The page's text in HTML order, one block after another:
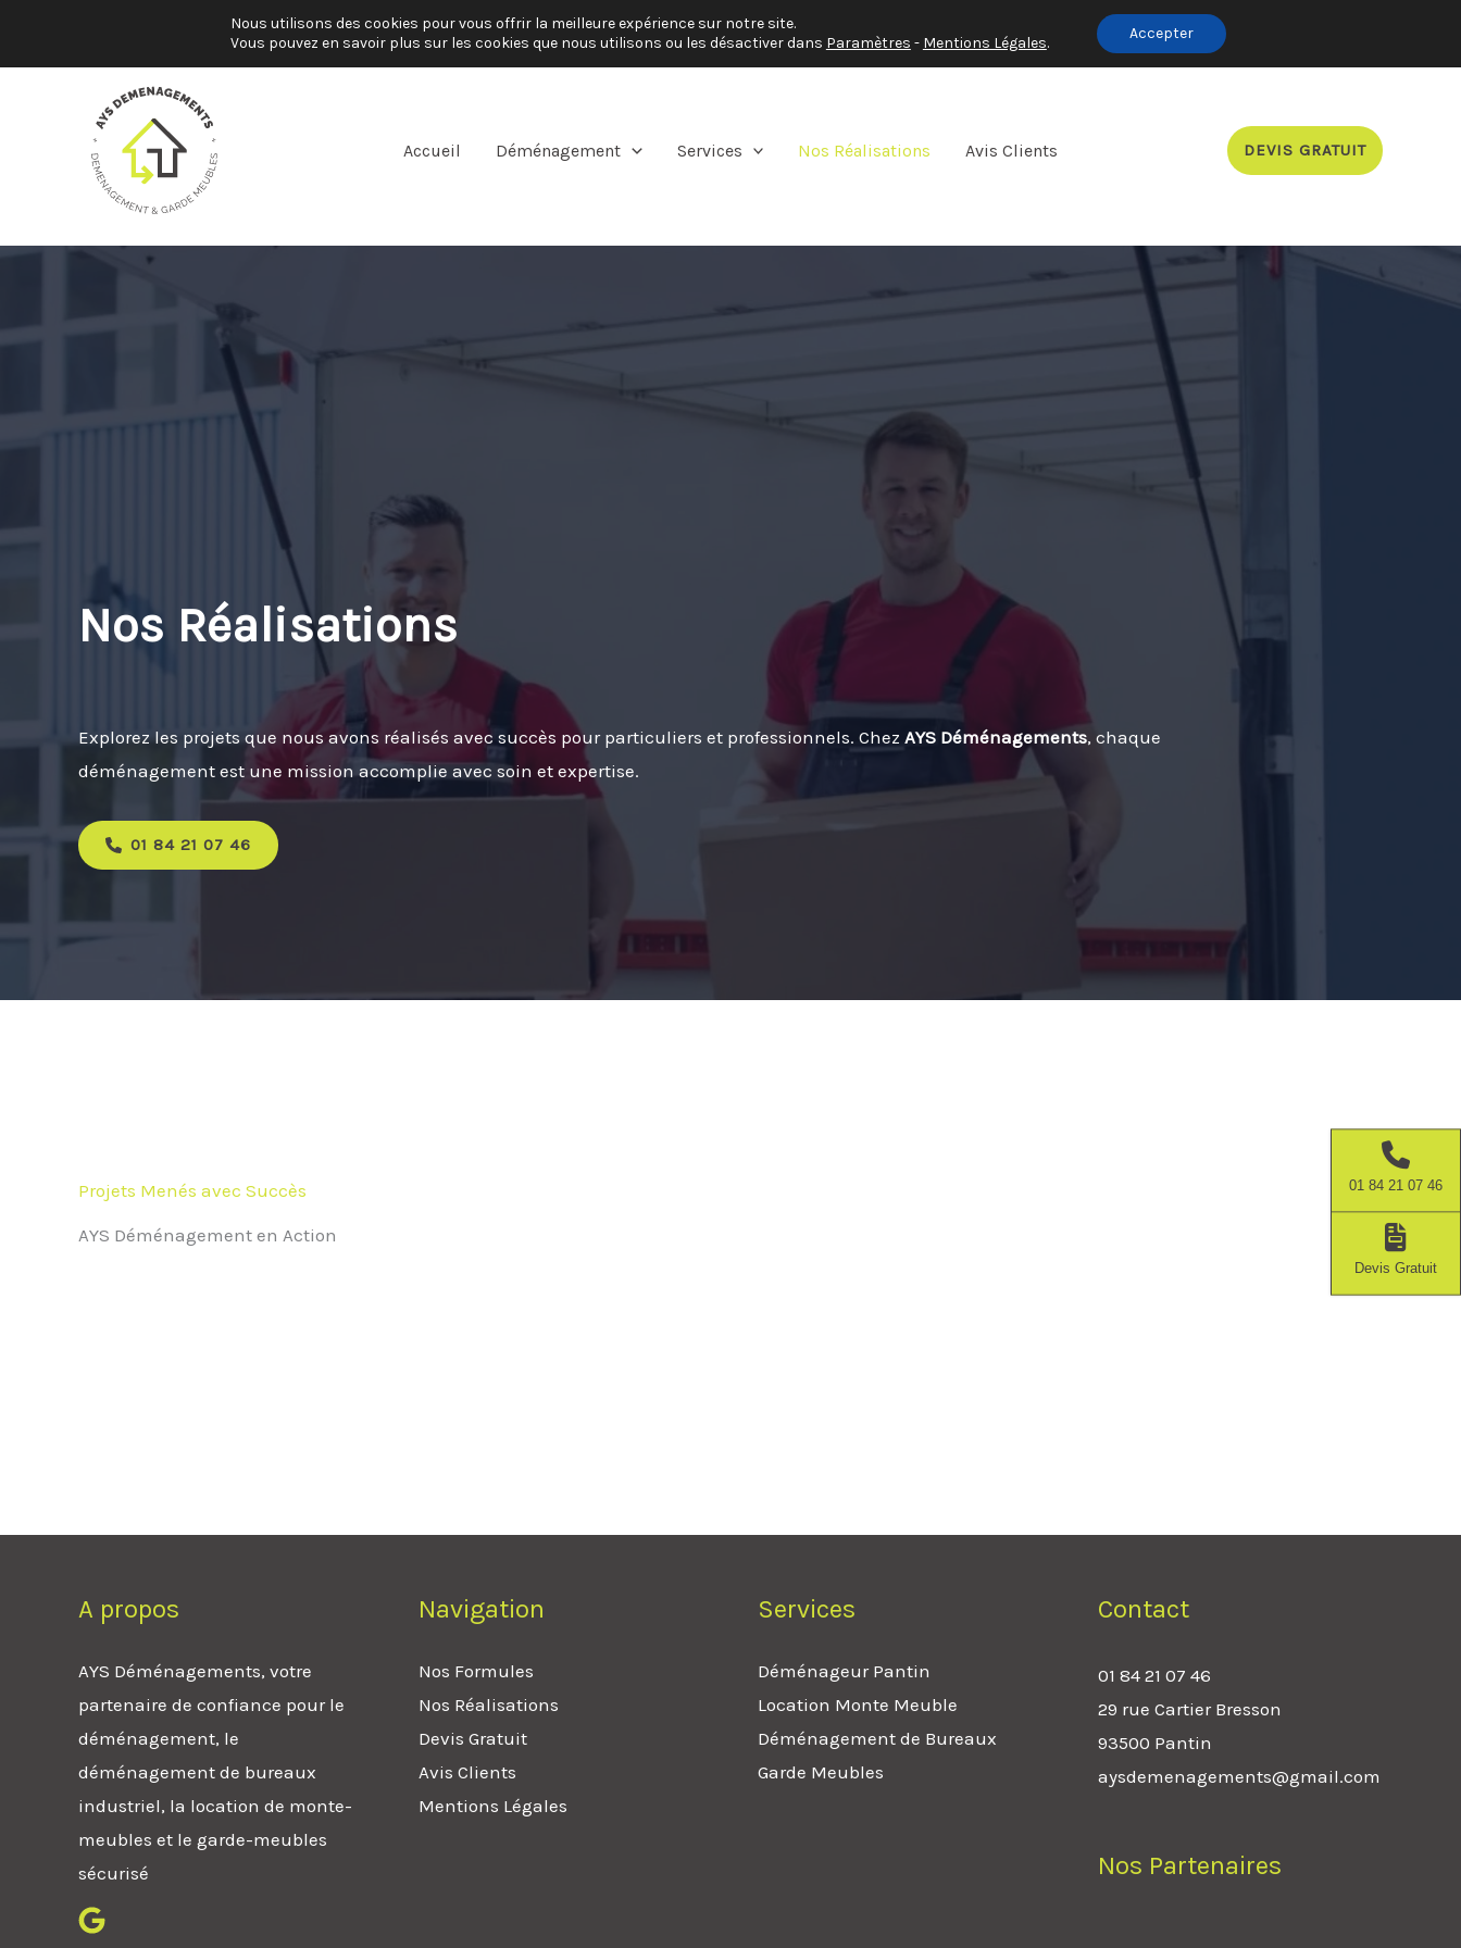
29 Rue Cartier Bresson, 93500 Pantin, France
Accueil Déménagement Services Nos Réalisations Avis Clients DEVIS GRATUIT
Nos Réalisations
Explorez les projets que nous avons réalisés avec succès pour particuliers et professionnels. Chez AYS Déménagements, chaque
déménagement est une mission accomplie avec soin et expertise.
01 84 21 07 46
Projets Menés avec Succès
AYS Déménagement en Action
A propos
AYS Déménagements, votre
partenaire de confiance pour le
déménagement, le
déménagement de bureaux
industriel, la location de monte-
meubles et le garde-meubles
sécurisé
Navigation
Nos Formules
Nos Réalisations
Devis Gratuit
Avis Clients
Mentions Légales
Services
Déménageur Pantin
Location Monte Meuble
Déménagement de Bureaux
Garde Meubles
Contact
01 84 21 07 46
29 rue Cartier Bresson
93500 Pantin
aysdemenagements@gmail.com
Nos Partenaires
01 84 21 07 46
Devis Gratuit
Nous utilisons des cookies pour vous offrir la meilleure expérience sur notre site.
Vous pouvez en savoir plus sur les cookies que nous utilisons ou les désactiver dans Paramètres - Mentions Légales.
Accepter